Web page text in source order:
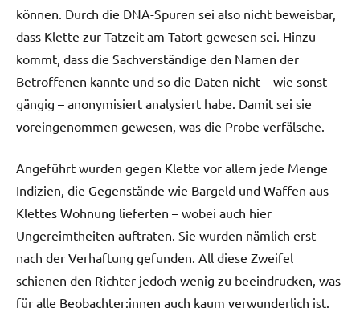
können. Durch die DNA-Spuren sei also nicht beweisbar,
dass Klette zur Tatzeit am Tatort gewesen sei. Hinzu
kommt, dass die Sachverständige den Namen der
Betroffenen kannte und so die Daten nicht – wie sonst
gängig – anonymisiert analysiert habe. Damit sei sie
voreingenommen gewesen, was die Probe verfälsche.
Angeführt wurden gegen Klette vor allem jede Menge
Indizien, die Gegenstände wie Bargeld und Waffen aus
Klettes Wohnung lieferten – wobei auch hier
Ungereimtheiten auftraten. Sie wurden nämlich erst
nach der Verhaftung gefunden. All diese Zweifel
schienen den Richter jedoch wenig zu beeindrucken, was
für alle Beobachter:innen auch kaum verwunderlich ist.